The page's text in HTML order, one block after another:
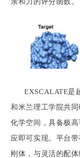
EXSCALATE是
和米兰理工学院共
化学空间，具备极
应即可实现。平台
刚体，与灵活的配